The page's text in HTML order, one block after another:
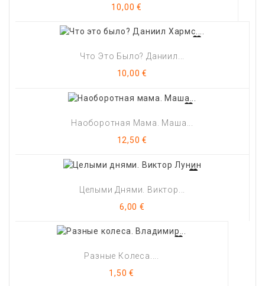
Цена
10,00 €
Что Это Было? Даниил...
Цена
10,00 €
Наоборотная Мама. Маша...
Цена
12,50 €
Целыми Днями. Виктор...
Цена
6,00 €
Разные Колеса....
Цена
1,50 €